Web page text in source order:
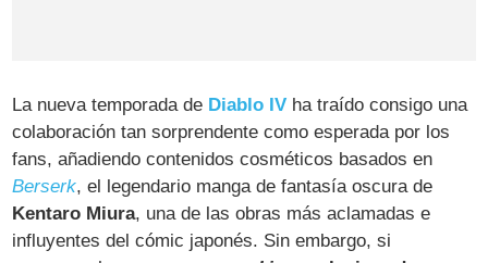
La nueva temporada de Diablo IV ha traído consigo una
colaboración tan sorprendente como esperada por los
fans, añadiendo contenidos cosméticos basados en
Berserk, el legendario manga de fantasía oscura de
Kentaro Miura, una de las obras más aclamadas e
influyentes del cómic japonés. Sin embargo, si